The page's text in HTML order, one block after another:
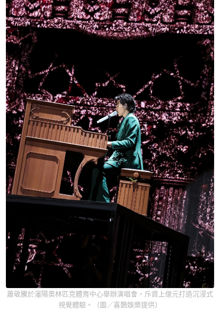
蕭敬騰於瀋陽奧林匹克體育中心舉辦演唱會，斥資上億元打造沉浸式
視覺體驗。（圖／喜鵲娛樂提供）